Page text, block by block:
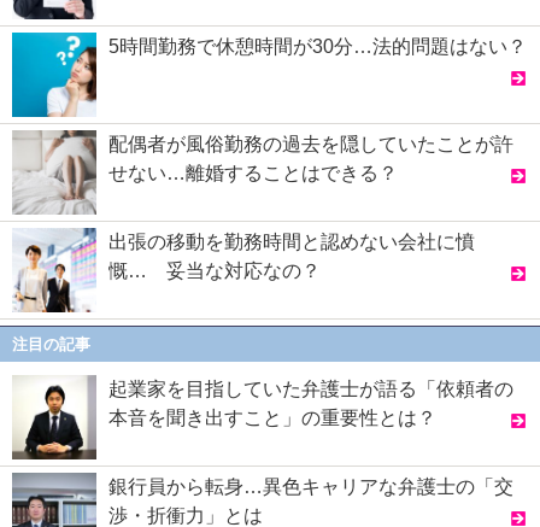
5時間勤務で休憩時間が30分…法的問題はない？
配偶者が風俗勤務の過去を隠していたことが許
せない…離婚することはできる？
出張の移動を勤務時間と認めない会社に憤
慨… 妥当な対応なの？
注目の記事
起業家を目指していた弁護士が語る「依頼者の
本音を聞き出すこと」の重要性とは？
銀行員から転身…異色キャリアな弁護士の「交
渉・折衝力」とは